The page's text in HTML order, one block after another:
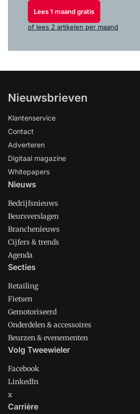
Lees 1 maand gratis
of lees 2 artikelen per maand
Nieuwsbrieven
Klantenservice
Contact
Adverteren
Digitaal magazine
Whitepapers
Nieuws
Bedrijfsnieuws
Beursverslagen
Branchenieuws
Cijfers & trends
Agenda
Secties
Retailing
Fietsen
Gemotoriseerd
Onderdelen & accessoires
Beurzen & evenementen
Volg Tweewieler
Facebook
LinkedIn
x
Carrière